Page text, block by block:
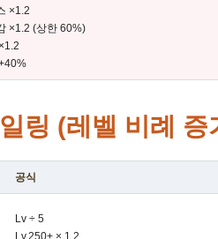
×1.2
×1.2 (상한 60%)
링 (레벨 비례 증
공식
Lv ÷ 5
Lv.250+ × 1.2